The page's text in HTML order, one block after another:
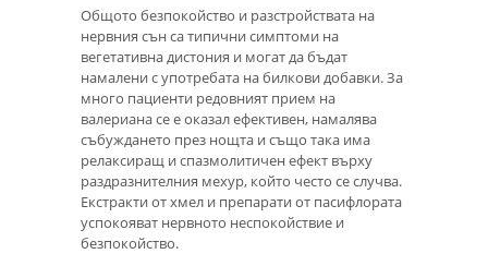
Общото безпокойство и разстройствата на
нервния сън са типични симптоми на
вегетативна дистония и могат да бъдат
намалени с употребата на билкови добавки. За
много пациенти редовният прием на
валериана се е оказал ефективен, намалява
събуждането през нощта и също така има
релаксиращ и спазмолитичен ефект върху
раздразнителния мехур, който често се случва.
Екстракти от хмел и препарати от пасифлората
успокояват нервното неспокойствие и
безпокойство.